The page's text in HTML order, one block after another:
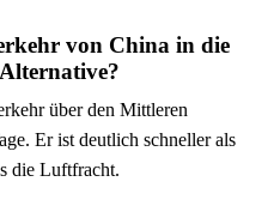
von China in die
über den Mittleren
Er ist deutlich schneller als
die Luftfracht.